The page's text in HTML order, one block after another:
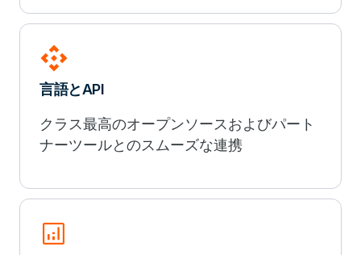
api
言語とAPI
クラス最高のオープンソースおよびパート
ナーツールとのスムーズな連携
analytics